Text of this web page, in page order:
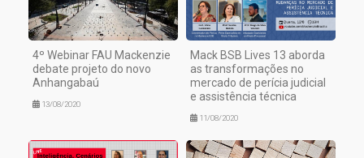
4º Webinar FAU Mackenzie
debate projeto do novo
Anhangabaú
13/08/2020
Mack BSB Lives 13 aborda
as transformações no
mercado de perícia judicial
e assistência técnica
11/08/2020